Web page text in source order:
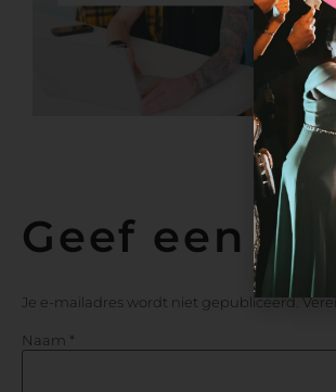
Geef een
Je e-mailadres wordt niet gepubliceerd.
Naam *